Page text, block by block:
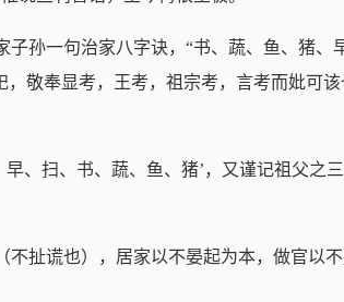
孙一句治家八字诀，“书、蔬、鱼、猪、
敬奉显考，王考，祖宗考，言考而妣可该
、扫、书、蔬、鱼、猪’，又谨记祖父之
扯谎也），居家以不晏起为本，做官以